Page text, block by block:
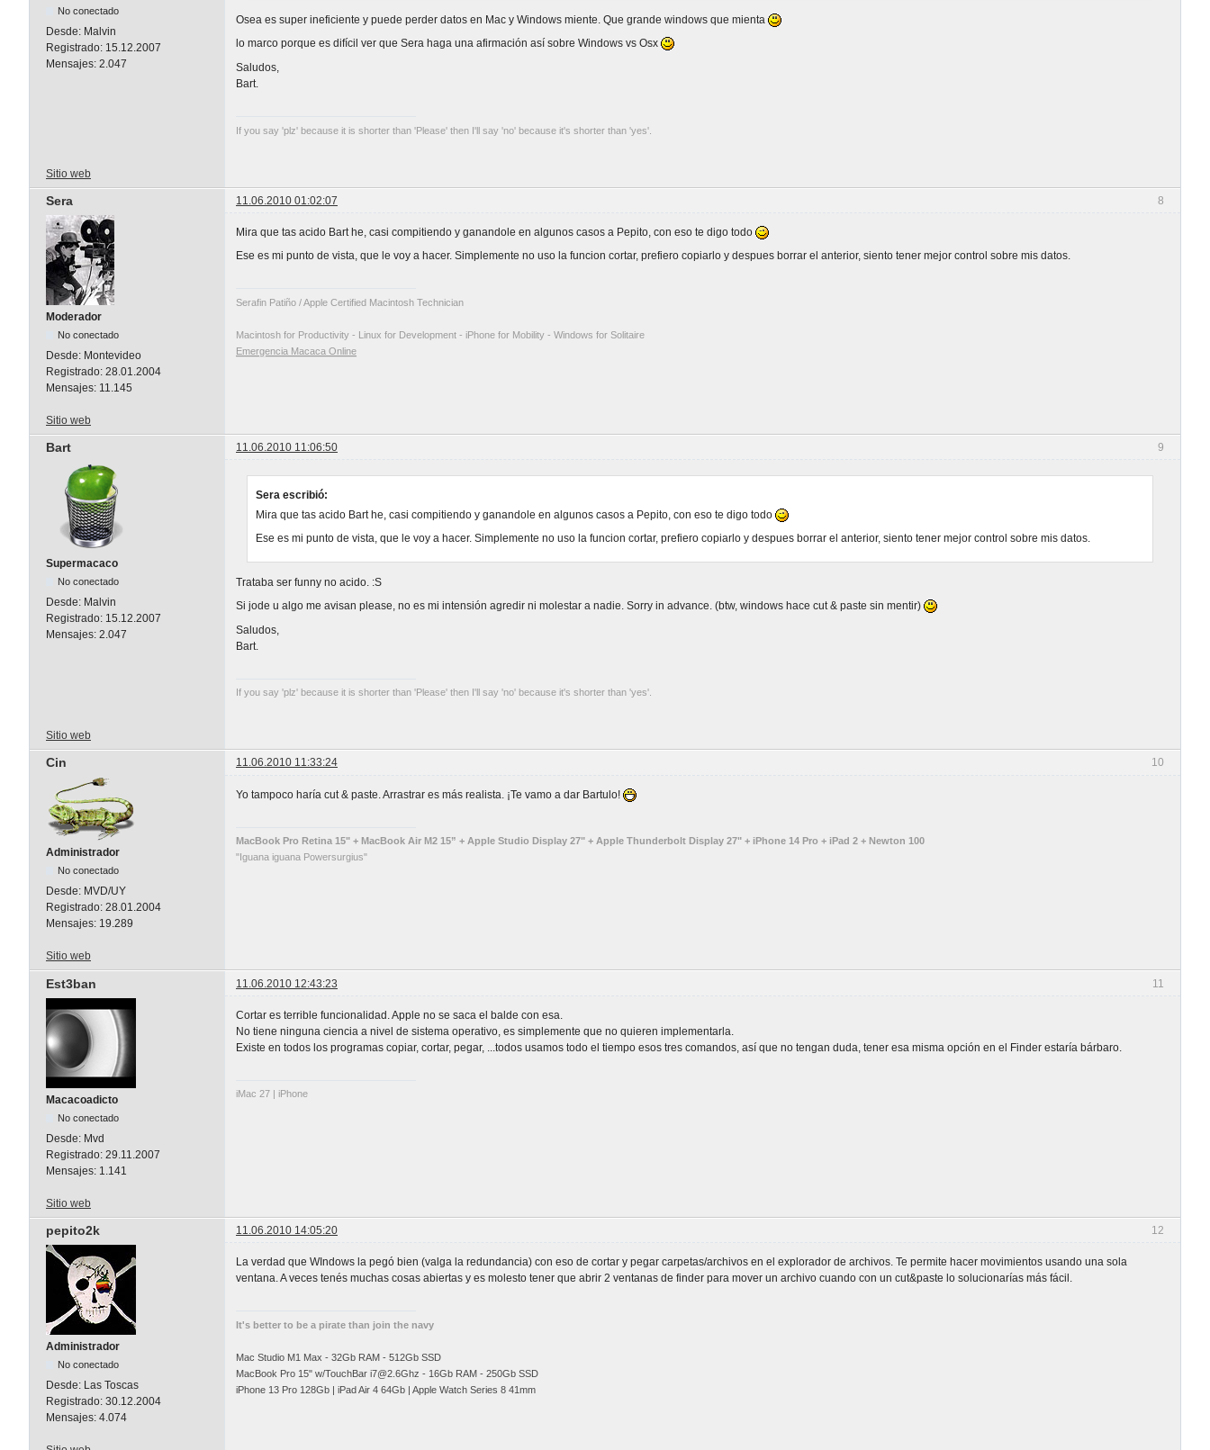
No conectado
Desde: Malvin
Registrado: 15.12.2007
Mensajes: 2.047
Osea es super ineficiente y puede perder datos en Mac y Windows miente. Que grande windows que mienta
lo marco porque es difícil ver que Sera haga una afirmación así sobre Windows vs Osx
Saludos,
Bart.
If you say 'plz' because it is shorter than 'Please' then I'll say 'no' because it's shorter than 'yes'.
Sitio web
8
Sera 11.06.2010 01:02:07
Moderador
No conectado
Desde: Montevideo
Registrado: 28.01.2004
Mensajes: 11.145
Mira que tas acido Bart he, casi compitiendo y ganandole en algunos casos a Pepito, con eso te digo todo
Ese es mi punto de vista, que le voy a hacer. Simplemente no uso la funcion cortar, prefiero copiarlo y despues borrar el anterior, siento tener mejor control sobre mis datos.
Serafin Patiño / Apple Certified Macintosh Technician
Macintosh for Productivity - Linux for Development - iPhone for Mobility - Windows for Solitaire
Emergencia Macaca Online
Sitio web
9
Bart 11.06.2010 11:06:50
Supermacaco
No conectado
Desde: Malvin
Registrado: 15.12.2007
Mensajes: 2.047
Sera escribió:
Mira que tas acido Bart he, casi compitiendo y ganandole en algunos casos a Pepito, con eso te digo todo
Ese es mi punto de vista, que le voy a hacer. Simplemente no uso la funcion cortar, prefiero copiarlo y despues borrar el anterior, siento tener mejor control sobre mis datos.
Trataba ser funny no acido. :S
Si jode u algo me avisan please, no es mi intensión agredir ni molestar a nadie. Sorry in advance. (btw, windows hace cut & paste sin mentir)
Saludos,
Bart.
If you say 'plz' because it is shorter than 'Please' then I'll say 'no' because it's shorter than 'yes'.
Sitio web
10
Cin 11.06.2010 11:33:24
Administrador
No conectado
Desde: MVD/UY
Registrado: 28.01.2004
Mensajes: 19.289
Yo tampoco haría cut & paste. Arrastrar es más realista. ¡Te vamo a dar Bartulo!
MacBook Pro Retina 15" + MacBook Air M2 15” + Apple Studio Display 27" + Apple Thunderbolt Display 27" + iPhone 14 Pro + iPad 2 + Newton 100
"Iguana iguana Powersurgius"
Sitio web
11
Est3ban 11.06.2010 12:43:23
Macacoadicto
No conectado
Desde: Mvd
Registrado: 29.11.2007
Mensajes: 1.141
Cortar es terrible funcionalidad. Apple no se saca el balde con esa.
No tiene ninguna ciencia a nivel de sistema operativo, es simplemente que no quieren implementarla.
Existe en todos los programas copiar, cortar, pegar, ...todos usamos todo el tiempo esos tres comandos, así que no tengan duda, tener esa misma opción en el Finder estaría bárbaro.
iMac 27 | iPhone
Sitio web
12
pepito2k 11.06.2010 14:05:20
Administrador
No conectado
Desde: Las Toscas
Registrado: 30.12.2004
Mensajes: 4.074
La verdad que WIndows la pegó bien (valga la redundancia) con eso de cortar y pegar carpetas/archivos en el explorador de archivos. Te permite hacer movimientos usando una sola
ventana. A veces tenés muchas cosas abiertas y es molesto tener que abrir 2 ventanas de finder para mover un archivo cuando con un cut&paste lo solucionarías más fácil.
It's better to be a pirate than join the navy
Mac Studio M1 Max - 32Gb RAM - 512Gb SSD
MacBook Pro 15" w/TouchBar i7@2.6Ghz - 16Gb RAM - 250Gb SSD
iPhone 13 Pro 128Gb | iPad Air 4 64Gb | Apple Watch Series 8 41mm